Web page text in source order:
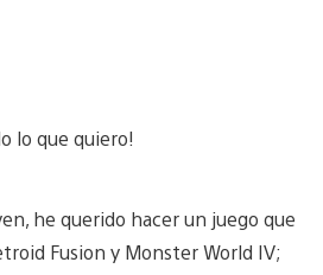
lo que quiero!
he querido hacer un juego que
Fusion y Monster World IV;